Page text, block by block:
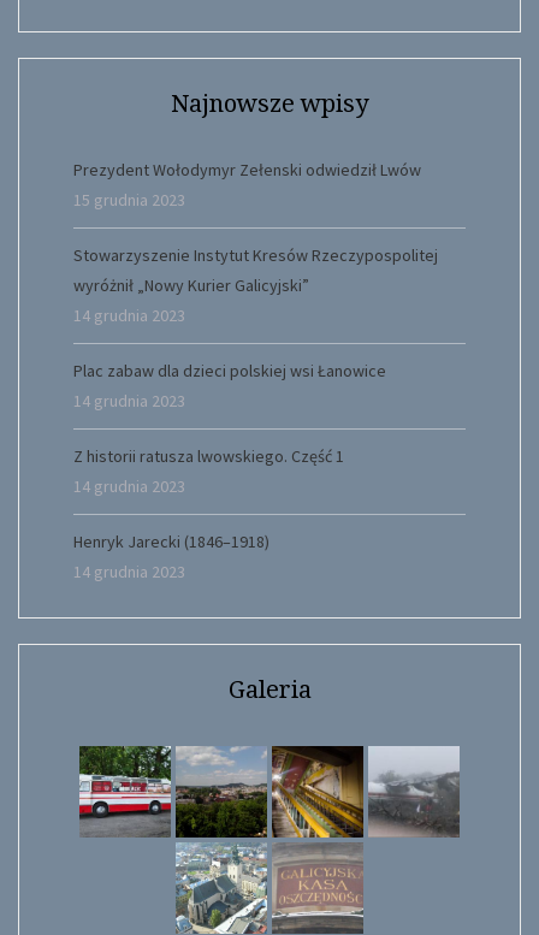
Najnowsze wpisy
Prezydent Wołodymyr Zełenski odwiedził Lwów
15 grudnia 2023
Stowarzyszenie Instytut Kresów Rzeczypospolitej
wyróżnił „Nowy Kurier Galicyjski”
14 grudnia 2023
Plac zabaw dla dzieci polskiej wsi Łanowice
14 grudnia 2023
Z historii ratusza lwowskiego. Część 1
14 grudnia 2023
Henryk Jarecki (1846–1918)
14 grudnia 2023
Galeria